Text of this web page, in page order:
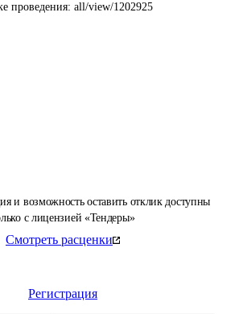
и возможность оставить отклик доступны
с лицензией «Тендеры»
Смотреть расценки
Регистрация
проведения: all/view/1202925